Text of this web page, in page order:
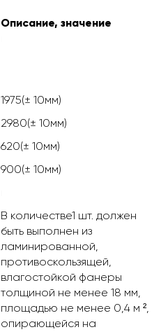
Описание, значение
1975(± 10мм)
2980(± 10мм)
620(± 10мм)
900(± 10мм)
В количестве1 шт. должен
быть выполнен из
ламинированной,
противоскользящей,
влагостойкой фанеры
толщиной не менее 18 мм,
площадью не менее 0,4 м ²,
опирающейся на